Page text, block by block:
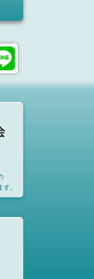
。